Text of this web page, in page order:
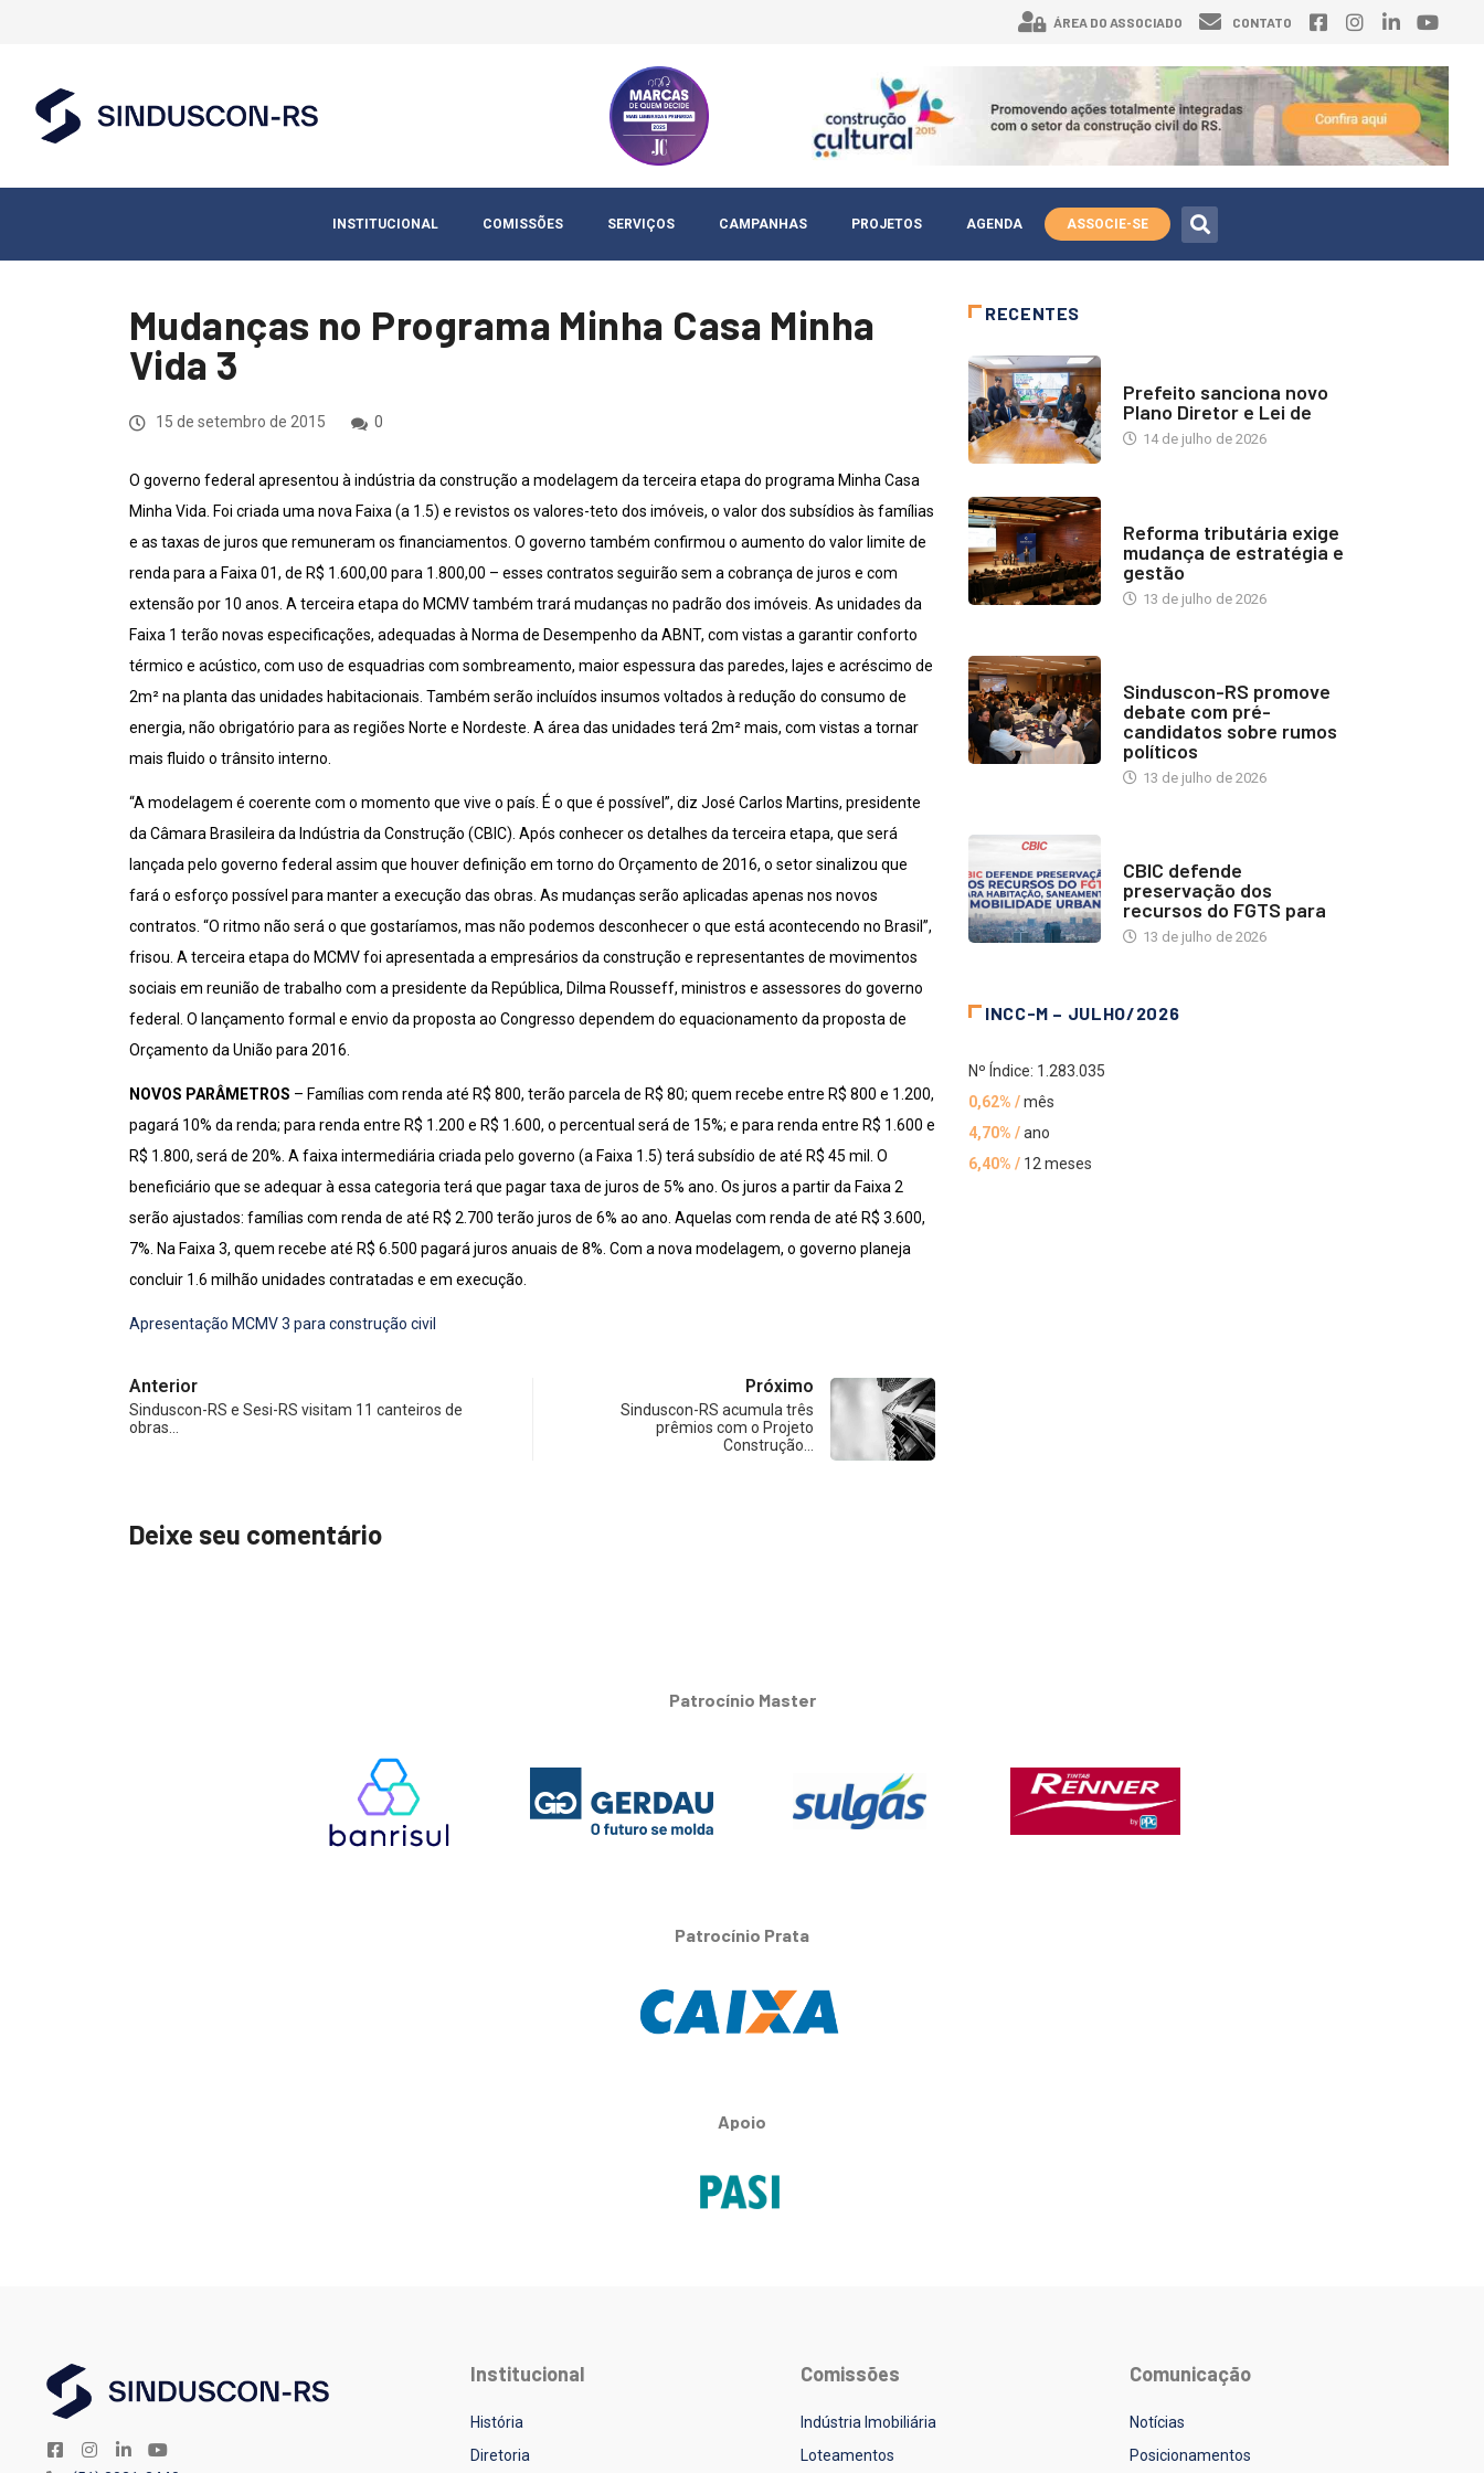
ÁREA DO ASSOCIADO CONTATO
INSTITUCIONAL COMISSÕES SERVIÇOS CAMPANHAS PROJETOS AGENDA ASSOCIE-SE
Mudanças no Programa Minha Casa Minha
Vida 3
15 de setembro de 2015 0
O governo federal apresentou à indústria da construção a modelagem da terceira etapa do programa Minha Casa
Minha Vida. Foi criada uma nova Faixa (a 1.5) e revistos os valores-teto dos imóveis, o valor dos subsídios às famílias
e as taxas de juros que remuneram os financiamentos. O governo também confirmou o aumento do valor limite de
renda para a Faixa 01, de R$ 1.600,00 para 1.800,00 – esses contratos seguirão sem a cobrança de juros e com
extensão por 10 anos. A terceira etapa do MCMV também trará mudanças no padrão dos imóveis. As unidades da
Faixa 1 terão novas especificações, adequadas à Norma de Desempenho da ABNT, com vistas a garantir conforto
térmico e acústico, com uso de esquadrias com sombreamento, maior espessura das paredes, lajes e acréscimo de
2m² na planta das unidades habitacionais. Também serão incluídos insumos voltados à redução do consumo de
energia, não obrigatório para as regiões Norte e Nordeste. A área das unidades terá 2m² mais, com vistas a tornar
mais fluido o trânsito interno.
“A modelagem é coerente com o momento que vive o país. É o que é possível”, diz José Carlos Martins, presidente
da Câmara Brasileira da Indústria da Construção (CBIC). Após conhecer os detalhes da terceira etapa, que será
lançada pelo governo federal assim que houver definição em torno do Orçamento de 2016, o setor sinalizou que
fará o esforço possível para manter a execução das obras. As mudanças serão aplicadas apenas nos novos
contratos. “O ritmo não será o que gostaríamos, mas não podemos desconhecer o que está acontecendo no Brasil”,
frisou. A terceira etapa do MCMV foi apresentada a empresários da construção e representantes de movimentos
sociais em reunião de trabalho com a presidente da República, Dilma Rousseff, ministros e assessores do governo
federal. O lançamento formal e envio da proposta ao Congresso dependem do equacionamento da proposta de
Orçamento da União para 2016.
NOVOS PARÂMETROS – Famílias com renda até R$ 800, terão parcela de R$ 80; quem recebe entre R$ 800 e 1.200,
pagará 10% da renda; para renda entre R$ 1.200 e R$ 1.600, o percentual será de 15%; e para renda entre R$ 1.600 e
R$ 1.800, será de 20%. A faixa intermediária criada pelo governo (a Faixa 1.5) terá subsídio de até R$ 45 mil. O
beneficiário que se adequar à essa categoria terá que pagar taxa de juros de 5% ano. Os juros a partirda Faixa 2
serão ajustados: famílias com renda de até R$ 2.700 terão juros de 6% ao ano. Aquelas com renda de até R$ 3.600,
7%. Na Faixa 3, quem recebe até R$ 6.500 pagará juros anuais de 8%. Com a nova modelagem, o governo planeja
concluir 1.6 milhão unidades contratadas e em execução.
Apresentação MCMV 3 para construção civil
Anterior
Sinduscon-RS e Sesi-RS visitam 11 canteiros de
obras…
Próximo
Sinduscon-RS acumula três
prêmios com o Projeto
Construção…
Deixe seu comentário
RECENTES
Prefeito sanciona novo
Plano Diretor e Lei de
14 de julho de 2026
Reforma tributária exige
mudança de estratégia e
gestão
13 de julho de 2026
Sinduscon-RS promove
debate com pré-
candidatos sobre rumos
políticos
13 de julho de 2026
CBIC defende
preservação dos
recursos do FGTS para
13 de julho de 2026
INCC-M – JULHO/2026
Nº Índice: 1.283.035
0,62% /mês
4,70% /ano
6,40% / 12 meses
Patrocínio Master
Patrocínio Prata
Apoio
Institucional
História
Diretoria
Comissões
Indústria Imobiliária
Loteamentos
Comunicação
Notícias
Posicionamentos